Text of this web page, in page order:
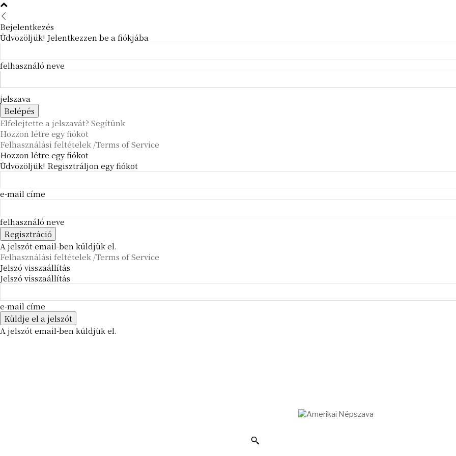
Bejelentkezés
Üdvözöljük! Jelentkezzen be a fiókjába
felhasználó neve
jelszava
Elfelejtette a jelszavát? Segítünk
Hozzon létre egy fiókot
Felhasználási feltételek /Terms of Service
Hozzon létre egy fiókot
Üdvözöljük! Regisztráljon egy fiókot
e-mail címe
felhasználó neve
A jelszót email-ben küldjük el.
Felhasználási feltételek /Terms of Service
Jelszó visszaállítás
Jelszó visszaállítás
e-mail címe
A jelszót email-ben küldjük el.